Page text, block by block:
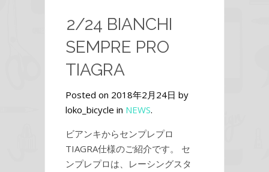
2/24 BIANCHI
SEMPRE PRO
TIAGRA
Posted on 2018年2月24日 by
loko_bicycle in NEWS.
ビアンキからセンプレプロ
TIAGRA仕様のご紹介です。 セ
ンプレプロは、レーシングスタ